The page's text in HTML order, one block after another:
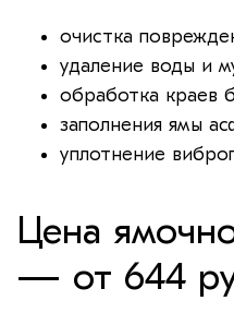
очистка
удаление воды и
обработка краев
заполнения ямы
уплотнение
Цена
— от 644